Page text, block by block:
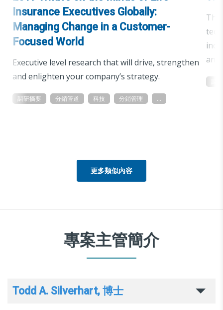
Insurance Executives Globally:
Managing Change in a Customer-
Focused World
Executive level research that will drive, strengthen
and enlighten your company’s strategy.
調研摘要 分銷管道 科技 分銷管理 ...
and
更多類似內容
專案主管簡介
Todd A. Silverhart, 博士